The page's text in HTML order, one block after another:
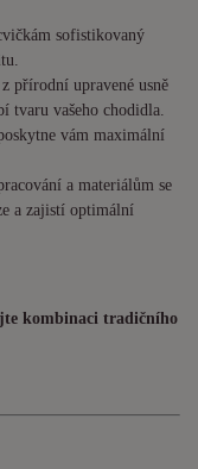
sofistikovaný
přírodní upravené usně
tvaru vašeho chodidla.
vám maximální
a materiálům se
a zajistí optimální
kombinaci tradičního